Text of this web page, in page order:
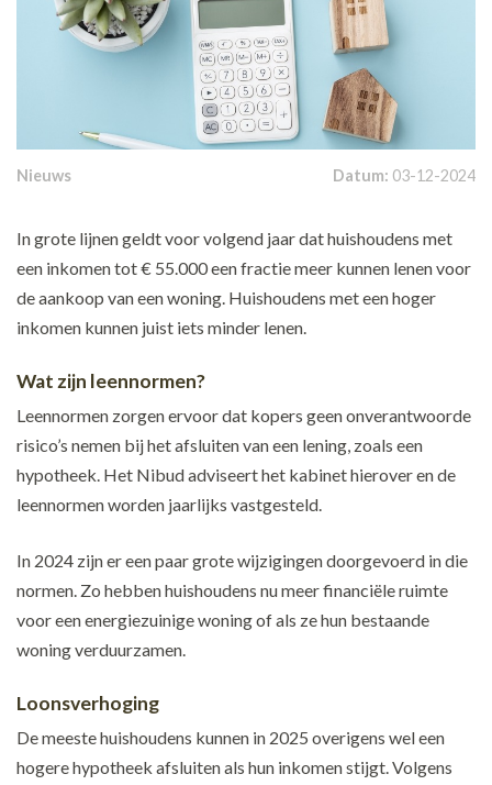
Nieuws Datum: 03-12-2024
In grote lijnen geldt voor volgend jaar dat huishoudens met
een inkomen tot € 55.000 een fractie meer kunnen lenen voor
de aankoop van een woning. Huishoudens met een hoger
inkomen kunnen juist iets minder lenen.
Wat zijn leennormen?
Leennormen zorgen ervoor dat kopers geen onverantwoorde
risico’s nemen bij het afsluiten van een lening, zoals een
hypotheek. Het Nibud adviseert het kabinet hierover en de
leennormen worden jaarlijks vastgesteld.
In 2024 zijn er een paar grote wijzigingen doorgevoerd in die
normen. Zo hebben huishoudens nu meer financiële ruimte
voor een energiezuinige woning of als ze hun bestaande
woning verduurzamen.
Loonsverhoging
De meeste huishoudens kunnen in 2025 overigens wel een
hogere hypotheek afsluiten als hun inkomen stijgt. Volgens